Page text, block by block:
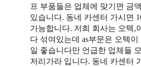
프 부품들은 업체에 맞기면 금
있습니다. 동네 카센터 가시면
가능합니다. 저희 회사는 오텍,
다 섞여있는데 as부문은 오텍이
일 좋습니다만 언급한 업체들
저리가라 입니다. 동네 카센터